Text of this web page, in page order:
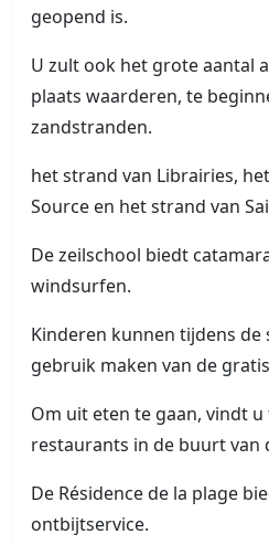
geopend is.
U zult ook het grote aantal
plaats waarderen, te
zandstranden.
het strand van Librairies,
Source en het strand van
De zeilschool biedt
windsurfen.
Kinderen kunnen tijdens de
gebruik maken van de
Om uit eten te gaan, vindt
restaurants in de buurt van
De Résidence de la plage
ontbijtservice.